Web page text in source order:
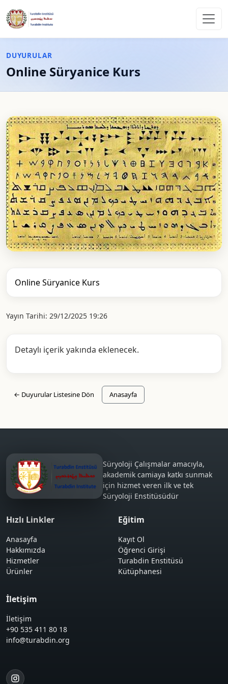
DUYURULAR
Online Süryanice Kurs
Online Süryanice Kurs
Yayın Tarihi: 29/12/2025 19:26
Detaylı içerik yakında eklenecek.
← Duyurular Listesine Dön Anasayfa
Süryoloji Çalışmalar amacıyla,
akademik camiaya katkı sunmak
için hizmet veren ilk ve tek
Süryoloji Enstitüsüdür
Hızlı Linkler
Anasayfa
Hakkımızda
Hizmetler
Ürünler
Eğitim
Kayıt Ol
Öğrenci Girişi
Turabdin Enstitüsü
Kütüphanesi
İletişim
İletişim
+90 535 411 80 18
info@turabdin.org